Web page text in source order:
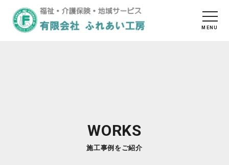
WORKS
施工事例をご紹介